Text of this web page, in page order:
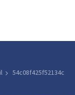
54c08f425f52134c